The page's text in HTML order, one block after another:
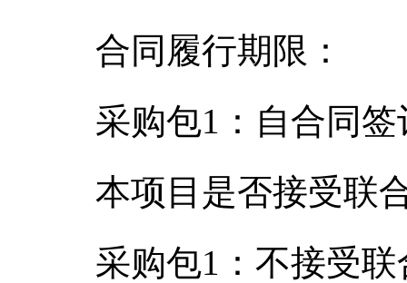
合同履行期限：
采购包1：自合同
本项目是否接受联
采购包1：不接受